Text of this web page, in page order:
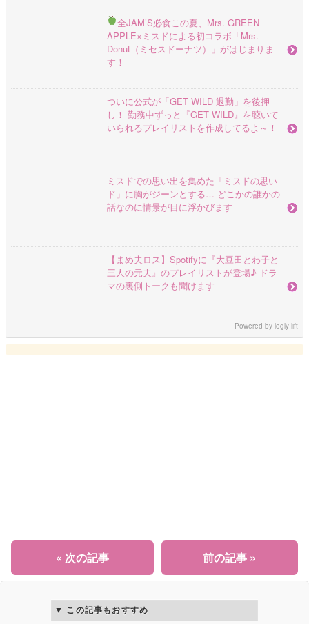
全JAM’S必食 この夏、Mrs. GREEN
APPLE×ミスドによる初コラボ「Mrs.
Donut（ミセスドーナツ）」がはじまりま
す！
ついに公式が「GET WILD 退勤」を後押
し！ 勤務中ずっと『GET WILD』を聴いて
いられるプレイリストを作成してるよ～！
ミスドでの思い出を集めた「ミスドの思い
ド」に胸がジーンとする… どこかの誰かの
話なのに情景が目に浮かびます
【まめ夫ロス】Spotifyに『大豆田とわ子と
三人の元夫』のプレイリストが登場♪ ドラ
マの裏側トークも聞けます
Powered bylogly lift
前の記事 »
« 次の記事
この記事もおすすめ